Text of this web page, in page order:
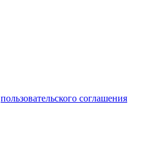
пользовательского соглашения